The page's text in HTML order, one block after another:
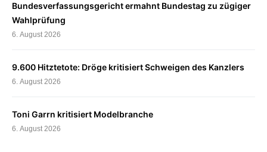
Bundesverfassungsgericht ermahnt Bundestag zu zügiger
Wahlprüfung
6. August 2026
9.600 Hitztetote: Dröge kritisiert Schweigen des Kanzlers
6. August 2026
Toni Garrn kritisiert Modelbranche
6. August 2026